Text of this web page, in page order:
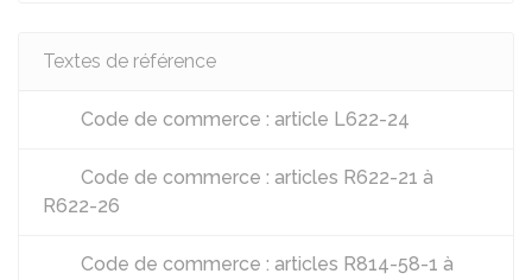
Textes de référence
Code de commerce : article L622-24
Code de commerce : articles R622-21 à
R622-26
Code de commerce : articles R814-58-1 à